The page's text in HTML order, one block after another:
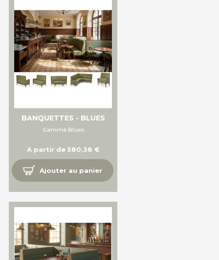
BANQUETTES - BLUES
Gamme Blues
A partir de 580,38 €
Ajouter au panier